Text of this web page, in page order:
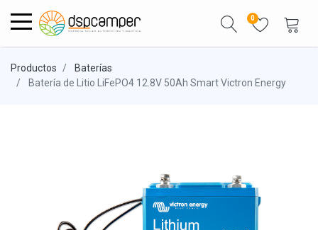
0
Productos
Baterías
Batería de Litio LiFePO4 12.8V 50Ah Smart Victron Energy